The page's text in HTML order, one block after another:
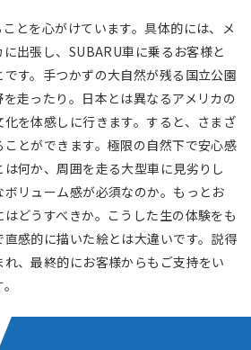
とを心がけています。具体的には、メ
出張し、SUBARU車に乗るお客様と
す。手つかずの大自然が残る国立公園
走ったり。日本とは異なるアメリカの
を体感しに行きます。すると、さまざ
とができます。極限の自然下で安心感
何か、周囲を走る大型車に見劣りし
リューム感が必須なのか。もっとお
どうすべきか。こうした生の体験をも
感的に描いた絵とは大違いです。説得
、最終的にお客様からもご支持をい